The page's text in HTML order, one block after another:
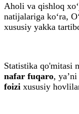
Aholi va qishloq
natijalariga ko‘ra,
xususiy yakka
Statistika qo'mitasi
nafar fuqaro,
foizi xususiy